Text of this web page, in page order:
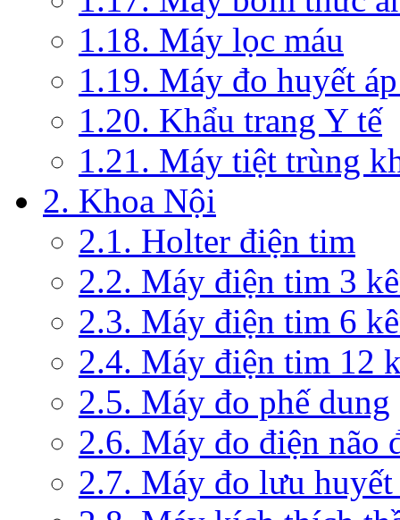
1.18. Máy lọc máu
1.19. Máy đo huyết
1.20. Khẩu trang Y tế
1.21. Máy tiệt trùng
2. Khoa Nội
2.1. Holter điện tim
2.2. Máy điện tim 3
2.3. Máy điện tim 6
2.4. Máy điện tim 12
2.5. Máy đo phế dung
2.6. Máy đo điện não
2.7. Máy đo lưu